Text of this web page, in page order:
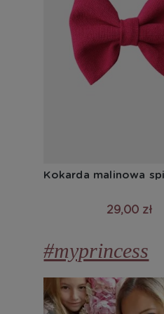
Kokarda malinowa
29,00 zł
#myprincess